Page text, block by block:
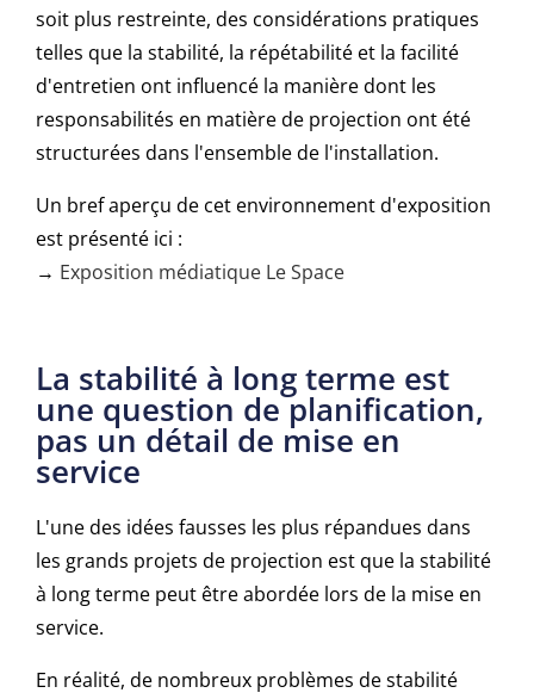
soit plus restreinte, des considérations pratiques
telles que la stabilité, la répétabilité et la facilité
d'entretien ont influencé la manière dont les
responsabilités en matière de projection ont été
structurées dans l'ensemble de l'installation.
Un bref aperçu de cet environnement d'exposition
est présenté ici :
→ Exposition médiatique Le Space
La stabilité à long terme est
une question de planification,
pas un détail de mise en
service
L'une des idées fausses les plus répandues dans
les grands projets de projection est que la stabilité
à long terme peut être abordée lors de la mise en
service.
En réalité, de nombreux problèmes de stabilité